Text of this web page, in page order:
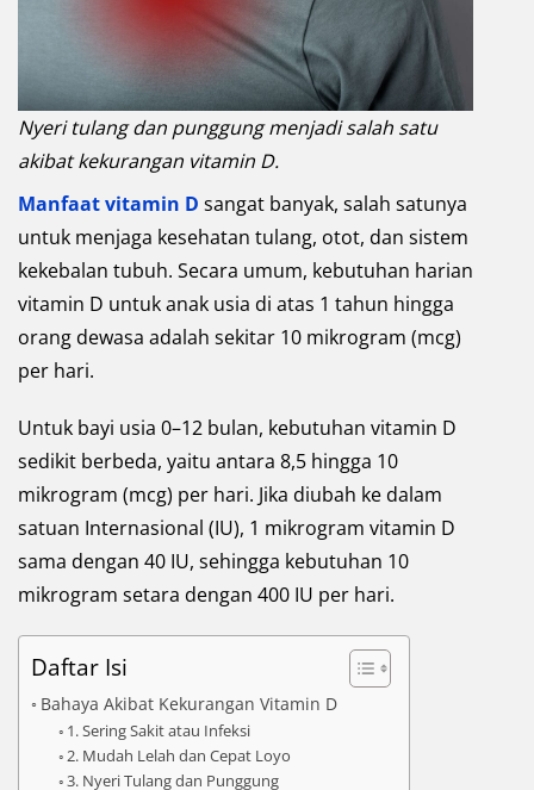
Nyeri tulang dan punggung menjadi salah satu
akibat kekurangan vitamin D.
Manfaat vitamin D sangat banyak, salah satunya
untuk menjaga kesehatan tulang, otot, dan sistem
kekebalan tubuh. Secara umum, kebutuhan harian
vitamin D untuk anak usia di atas 1 tahun hingga
orang dewasa adalah sekitar 10 mikrogram (mcg)
per hari.
Untuk bayi usia 0–12 bulan, kebutuhan vitamin D
sedikit berbeda, yaitu antara 8,5 hingga 10
mikrogram (mcg) per hari. Jika diubah ke dalam
satuan Internasional (IU), 1 mikrogram vitamin D
sama dengan 40 IU, sehingga kebutuhan 10
mikrogram setara dengan 400 IU per hari.
Daftar Isi
Bahaya Akibat Kekurangan Vitamin D
1. Sering Sakit atau Infeksi
2. Mudah Lelah dan Cepat Loyo
3. Nyeri Tulang dan Punggung